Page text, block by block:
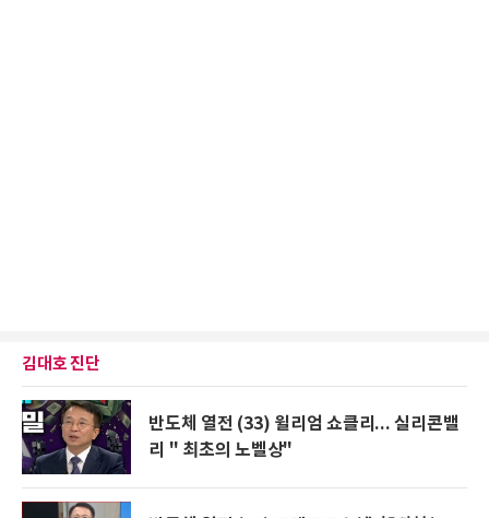
김대호 진단
반도체 열전 (33) 윌리엄 쇼클리... 실리콘밸
리 " 최초의 노벨상"